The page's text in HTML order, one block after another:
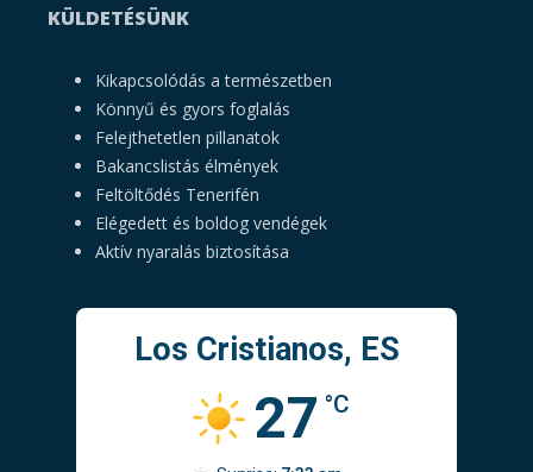
KÜLDETÉSÜNK
Kikapcsolódás a természetben
Könnyű és gyors foglalás
Felejthetetlen pillanatok
Bakancslistás élmények
Feltöltődés Tenerifén
Elégedett és boldog vendégek
Aktív nyaralás biztosítása
Los Cristianos, ES
27 °C